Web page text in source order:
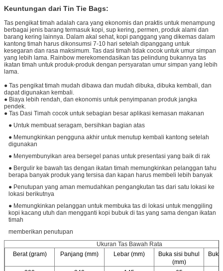
Keuntungan dari Tin Tie Bags:
Tas pengikat timah adalah cara yang ekonomis dan praktis untuk menampung
berbagai jenis barang termasuk kopi, sup kering, permen, produk alami dan
barang kering lainnya. Dalam akal sehat, kopi panggang yang dikemas dalam
kantong timah harus dikonsumsi 7-10 hari setelah dipanggang untuk
kesegaran dan rasa maksimum. Tas dasi timah tidak cocok untuk umur simpan
yang lebih lama. Rainbow merekomendasikan tas pelindung bukannya tas
ikatan timah untuk produk-produk dengan persyaratan umur simpan yang lebih
lama.
● Tas pengikat timah mudah dibawa dan mudah dibuka, dibuka kembali, dan
dapat digunakan kembali.
● Biaya lebih rendah, dan ekonomis untuk penyimpanan produk jangka
pendek.
● Tas Dasi Timah cocok untuk sebagian besar aplikasi kemasan makanan
● Untuk membuat seragam, bersihkan bagian atas
● Memungkinkan pengguna akhir untuk menutup kembali kantong setelah
digunakan
● Menyembunyikan area bersegel panas untuk presentasi yang baik di rak
● Bergulir ke bawah tas dengan ikatan timah memungkinkan pelanggan tahu
berapa banyak produk yang tersisa dan kapan harus membeli lebih banyak
● Penutupan yang aman memudahkan pengangkutan tas dari satu lokasi ke
lokasi berikutnya
● Memungkinkan pelanggan untuk membuka tas di lokasi untuk menggiling
kopi kacang utuh dan mengganti kopi bubuk di tas yang sama dengan ikatan
timah
memberikan penutupan
Ukuran Tas Bawah Rata
Berat (gram)
Panjang (mm) Lebar (mm)
Buka sisi buhul
(mm)